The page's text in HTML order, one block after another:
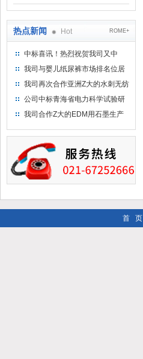
热点新闻 Hot ROME+
中标喜讯！热烈祝贺我司又中
标！
我司与婴儿纸尿裤市场排名位居
名的全日美实业合作成功！
我司再次合作亚洲Z大的水刺无纺
布供应商-南六企业！
公司中标青海省电力科学试验研
究院！
我司合作Z大的EDM用石墨生产
首 页